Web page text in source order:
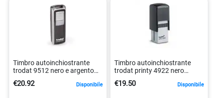
Timbro autoinchiostrante
trodat 9512 nero e argento
€20.92 Disponibile
Timbro autoinchiostrante
trodat printy 4922 nero
€19.50 Disponibile